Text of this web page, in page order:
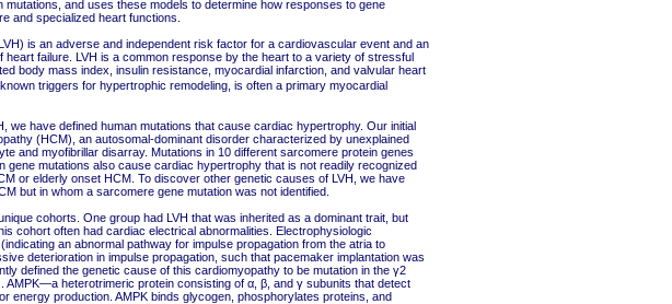
and uses these models to determine how responses to gene
and specialized heart functions.
is an adverse and independent risk factor for a cardiovascular event and an
heart failure. LVH is a common response by the heart to a variety of stressful
body mass index, insulin resistance, myocardial infarction, and valvular heart
triggers for hypertrophic remodeling, is often a primary myocardial
we have defined human mutations that cause cardiac hypertrophy. Our initial
(HCM), an autosomal-dominant disorder characterized by unexplained
and myofibrillar disarray. Mutations in 10 different sarcomere protein genes
gene mutations also cause cardiac hypertrophy that is not readily recognized
or elderly onset HCM. To discover other genetic causes of LVH, we have
but in whom a sarcomere gene mutation was not identified.
cohorts. One group had LVH that was inherited as a dominant trait, but
cohort often had cardiac electrical abnormalities. Electrophysiologic
an abnormal pathway for impulse propagation from the atria to
deterioration in impulse propagation, such that pacemaker implantation was
defined the genetic cause of this cardiomyopathy to be mutation in the γ2
AMPK—a heterotrimeric protein consisting of α, β, and γ subunits that detect
energy production. AMPK binds glycogen, phosphorylates proteins, and